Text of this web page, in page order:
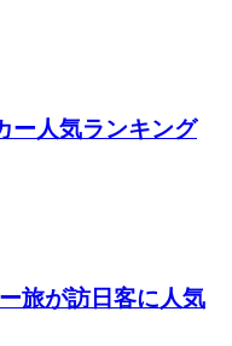
ー人気ランキング
旅が訪日客に人気